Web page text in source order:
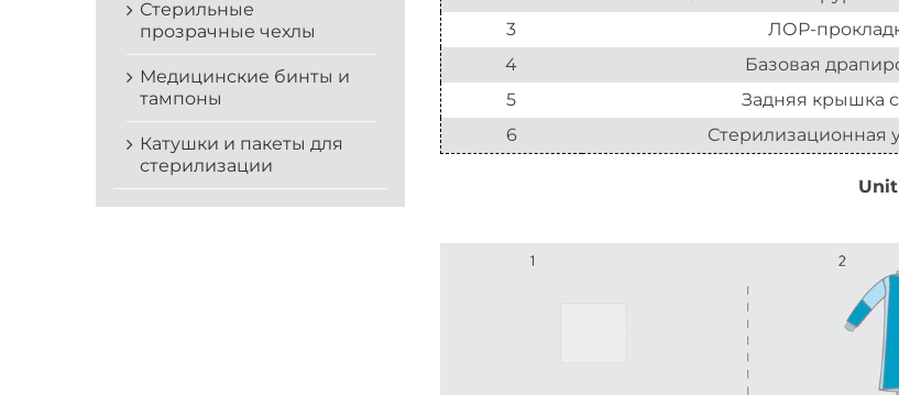
3
ЛОР-
4
Базовая
5
Задняя крышка
6
Стерилизационная
Стерильные
прозрачные чехлы
Медицинские бинты и
тампоны
Катушки и пакеты для
стерилизации